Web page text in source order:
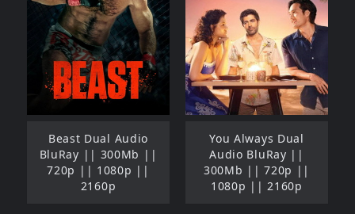
Beast Dual Audio
BluRay || 300Mb ||
720p || 1080p ||
2160p
You Always Dual
Audio BluRay ||
300Mb || 720p ||
1080p || 2160p